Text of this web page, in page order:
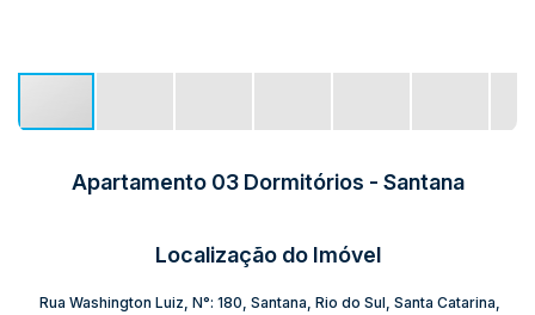
Apartamento 03 Dormitórios - Santana
Localização do Imóvel
Rua Washington Luiz N°: 180 Santana Rio do Sul Santa Catarina